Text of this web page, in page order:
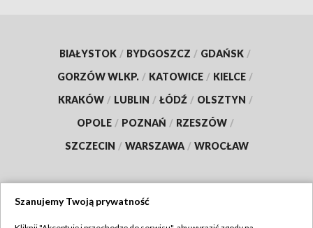
BIAŁYSTOK / BYDGOSZCZ / GDAŃSK /
GORZÓW WLKP. / KATOWICE / KIELCE /
KRAKÓW / LUBLIN / ŁÓDŹ / OLSZTYN /
OPOLE / POZNAŃ / RZESZÓW /
SZCZECIN / WARSZAWA / WROCŁAW
Szanujemy Twoją prywatność